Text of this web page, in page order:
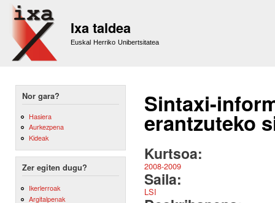
Ixa taldea
Euskal Herriko Unibertsitatea
Nor gara?
Hasiera
Aurkezpena
Kideak
Zer egiten dugu?
Ikerlerroak
Argitalpenak
Sintaxi-
erantzuteko
Kurtsoa:
2008-2009
Saila:
LSI